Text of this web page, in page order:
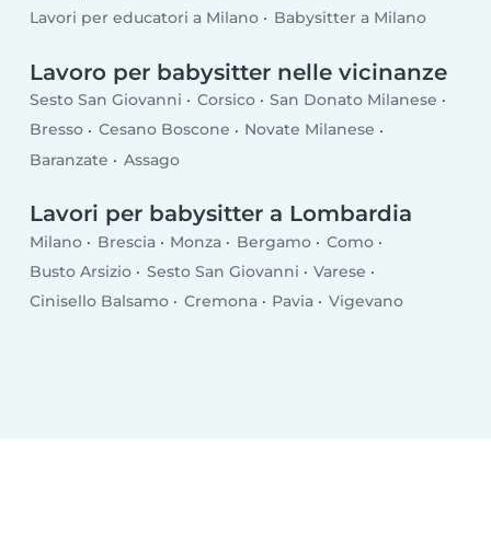
Lavori per educatori a Milano
Babysitter a Milano
Lavoro per babysitter nelle vicinanze
Sesto San Giovanni Corsico
San Donato Milanese
Bresso
Cesano Boscone
Novate Milanese
Baranzate
Assago
Lavori per babysitter a Lombardia
Milano Brescia Monza Bergamo
Como
Busto Arsizio
Sesto San Giovanni
Varese
Cinisello Balsamo
Cremona Pavia Vigevano